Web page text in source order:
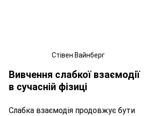
Стівен Вайнберг
Вивчення слабкої взаємодії
в сучасній фізиці
Слабка взаємодія продовжує бути